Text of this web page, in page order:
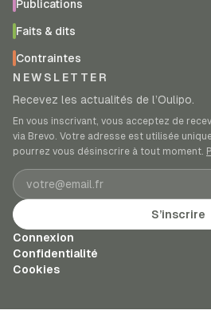
Publications
Faits & dits
Contraintes
NEWSLETTER
Recevez les actualités de l’Oulipo.
En vous inscrivant, vous acceptez de
via Brevo. Votre adresse est utilisée
pourrez vous désinscrire à tout moment.
Adresse e-mail
S’inscrire
Connexion
Confidentialité
Cookies